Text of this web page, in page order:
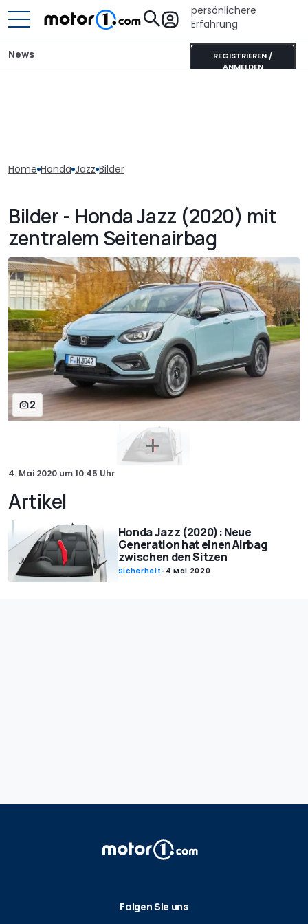
persönlichere
Erfahrung
REGISTRIEREN /
ANMELDEN
News
Home Honda Jazz Bilder
Bilder - Honda Jazz (2020) mit
zentralem Seitenairbag
2
4. Mai 2020 um10:45 Uhr
Artikel
Honda Jazz (2020): Neue
Generation hat einen Airbag
zwischen den Sitzen
Sicherheit- 4 Mai 2020
Folgen Sie uns